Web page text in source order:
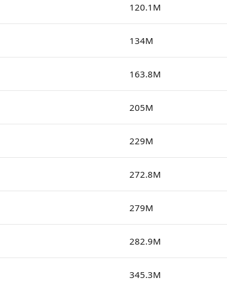
120.1M
134M
163.8M
205M
229M
272.8M
279M
282.9M
345.3M